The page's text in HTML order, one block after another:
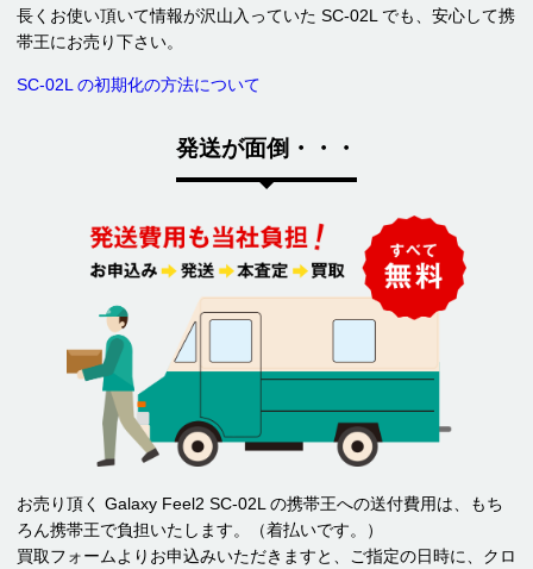
長くお使い頂いて情報が沢山入っていた SC-02L でも、安心して携
帯王にお売り下さい。
SC-02L の初期化の方法について
発送が面倒・・・
お売り頂く Galaxy Feel2 SC-02L の携帯王への送付費用は、もち
ろん携帯王で負担いたします。（着払いです。）
買取フォームよりお申込みいただきますと、ご指定の日時に、クロ